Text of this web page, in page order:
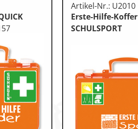
Sports
Funktional Training
, Handballtore
Base-, Tchouk-, Funball
Artikel-Nr.: U2010
Erste-Hilfe-Koffer
SCHULSPORT